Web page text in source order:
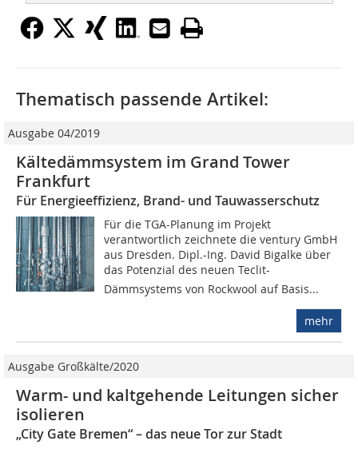
Thematisch passende Artikel:
Ausgabe 04/2019
Kältedämmsystem im Grand Tower
Frankfurt
Für Energieeffizienz, Brand- und Tauwasserschutz
Für die TGA-Planung im Projekt
verantwortlich zeichnete die ventury GmbH
aus Dresden. Dipl.-Ing. David Bigalke über
das Potenzial des neuen Teclit-
Dämmsystems von Rockwool auf Basis...
mehr
Ausgabe Großkälte/2020
Warm- und kaltgehende Leitungen sicher
isolieren
„City Gate Bremen“ – das neue Tor zur Stadt